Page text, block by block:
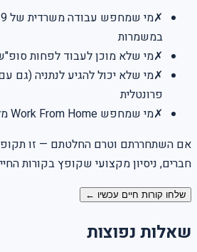
✗
במשמרות
✗מי שלא מוכן לעבוד לפחות
✗מי שלא יכול להגיע לנתניה (גם
פרונטלית
✗מי שמחפש Work From Home מלא — ההכשרה במוקד
אם השתחררתם וטרם החלטתם — זו
חברים, ניסיון מקצועי שקופץ בקורות
שלחו קורות חיים עכשיו ←
שאלות נפוצות